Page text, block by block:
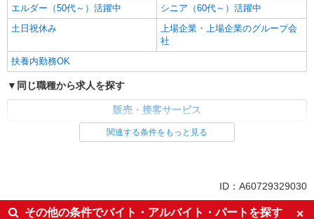
エルダー（50代～）活躍中
シニア（60代～）活躍中
土日祝休み
上場企業・上場企業のグループ会
社
扶養内勤務OK
同じ職種から求人を探す
販売・接客サービス
土日祝休み
上場企業・上場企業のグループ会
社
関連する条件をもっと見る
ID：A60729329030
その他の条件でバイト・アルバイト・パートを探す